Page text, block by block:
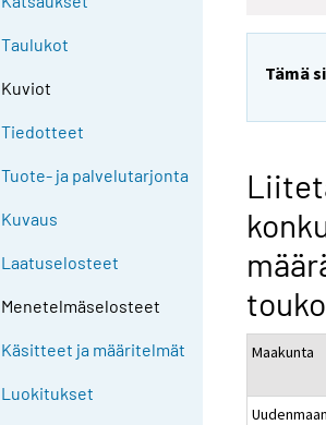
Taulukot
Kuviot
Tiedotteet
Tuote- ja palvelutarjonta
Kuvaus
Laatuselosteet
Menetelmäselosteet
Käsitteet ja määritelmät
Luokitukset
Tämä
Maakunta
Uudenmaan